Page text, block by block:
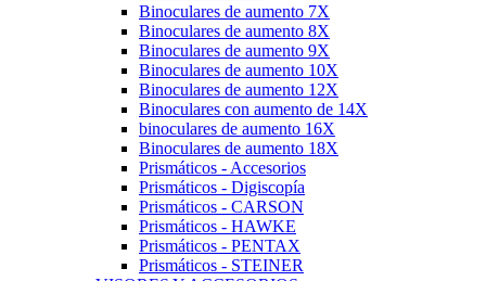
Binoculares de aumento 7X
Binoculares de aumento 8X
Binoculares de aumento 9X
Binoculares de aumento 10X
Binoculares de aumento 12X
Binoculares con aumento de 14X
binoculares de aumento 16X
Binoculares de aumento 18X
Prismáticos - Accesorios
Prismáticos - Digiscopía
Prismáticos - CARSON
Prismáticos - HAWKE
Prismáticos - PENTAX
Prismáticos - STEINER